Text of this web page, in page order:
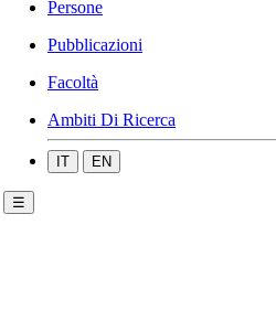
Persone
Pubblicazioni
Facoltà
Ambiti Di Ricerca
IT EN
☰